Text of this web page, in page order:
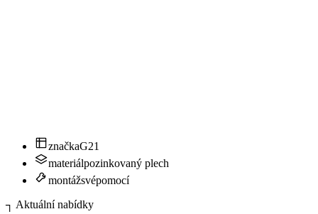
značkaG21
materiálpozinkovaný plech
montážsvépomocí
┐ Aktuální nabídky